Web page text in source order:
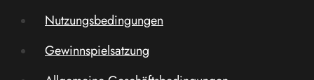
Nutzungsbedingungen
Gewinnspielsatzung